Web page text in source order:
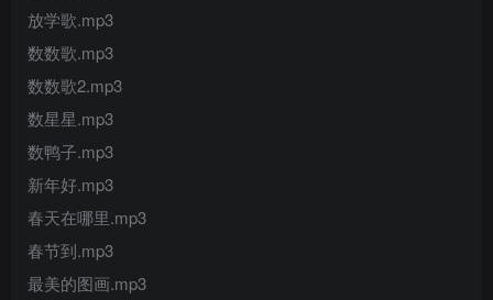
放学歌.mp3
数数歌.mp3
数数歌2.mp3
数星星.mp3
数鸭子.mp3
新年好.mp3
春天在哪里.mp3
春节到.mp3
最美的图画.mp3